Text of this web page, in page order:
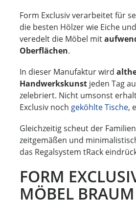
Form Exclusiv verarbeitet für
die besten Hölzer wie Eiche
veredelt die Möbel mit
Oberflächen.
In dieser Manufaktur wird
Handwerkskunst jeden Tag
zelebriert. Nicht umsonst
Exclusiv noch geköhlte Tische,
Gleichzeitig scheut der
zeitgemäßen und
das Regalsystem tRack
FORM
MÖBEL BRAUM